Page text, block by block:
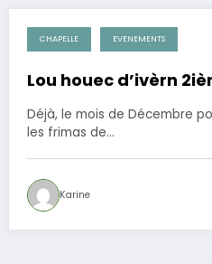
24 novembre 2012
CHAPELLE EVENEMENTS
Lou houec d’ivèrn
Déjà, le mois de Décembre
les frimas de…
Karine